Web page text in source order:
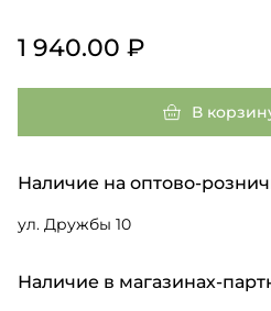
1 940.00 ₽
В
Наличие на оптово-
ул. Дружбы 10
Наличие в магазинах-